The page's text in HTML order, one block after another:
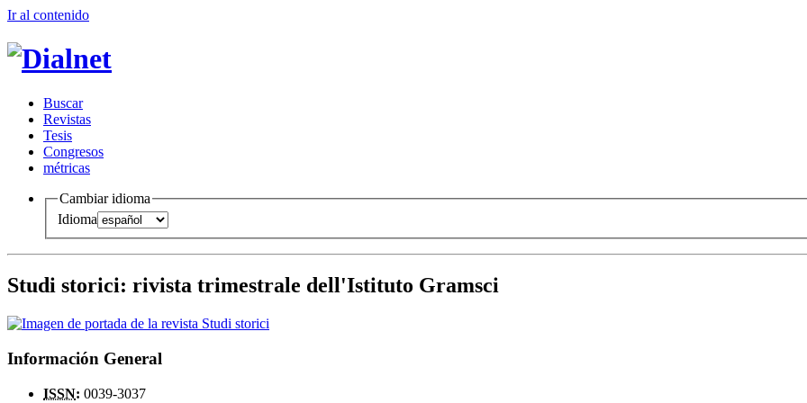
Ir al contenido
Buscar
Revistas
Tesis
Congresos
métricas
Cambiar idioma
Idioma
Studi storici: rivista trimestrale dell'Istituto Gramsci
Información General
ISSN: 0039-3037